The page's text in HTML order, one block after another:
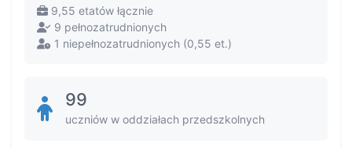
9,55 etatów łącznie
9 pełnozatrudnionych
1 niepełnozatrudnionych (0,55 et.)
99
uczniów w oddziałach przedszkolnych